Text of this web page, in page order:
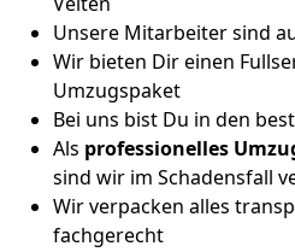
Unsere Mitarbeiter sind
Wir bieten Dir einen
Umzugspaket
Bei uns bist Du in den
Als professionelles
sind wir im Schadensfall
Wir verpacken alles
fachgerecht